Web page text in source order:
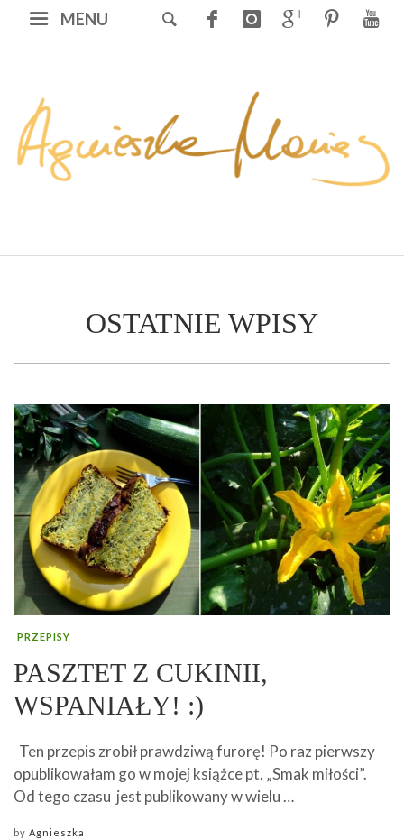
MENU
OSTATNIE WPISY
PRZEPISY
PASZTET Z CUKINII,
WSPANIAŁY! :)
Ten przepis zrobił prawdziwą furorę! Po raz pierwszy
opublikowałam go w mojej książce pt. „Smak miłości”.
Od tego czasu jest publikowany w wielu …
by Agnieszka